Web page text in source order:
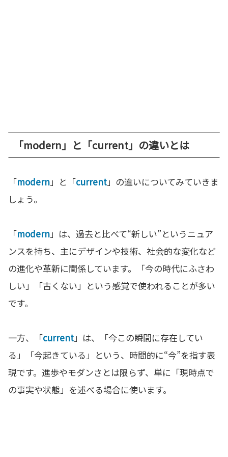
「modern」と「current」の違いとは
「modern」と「current」の違いについてみていきま
しょう。
「modern」は、過去と比べて“新しい”というニュア
ンスを持ち、主にデザインや技術、社会的な変化など
の進化や革新に関係しています。「今の時代にふさわ
しい」「古くない」という感覚で使われることが多い
です。
一方、「current」は、「今この瞬間に存在してい
る」「今起きている」という、時間的に“今”を指す表
現です。進歩やモダンさとは限らず、単に「現時点で
の事実や状態」を述べる場合に使います。